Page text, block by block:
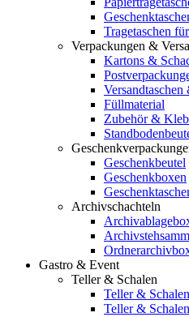
Tragetaschen
Verpackungen &
Kartons &
Füllmaterial
Zubehör &
Geschenkbeutel
Geschenkboxen
Archivschachteln
Gastro & Event
Teller & Schalen
Teller &
Teller &